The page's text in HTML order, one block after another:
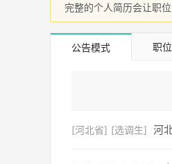
完整的个人简历会让职
公告模式 职
[河北省] [选调生] 河